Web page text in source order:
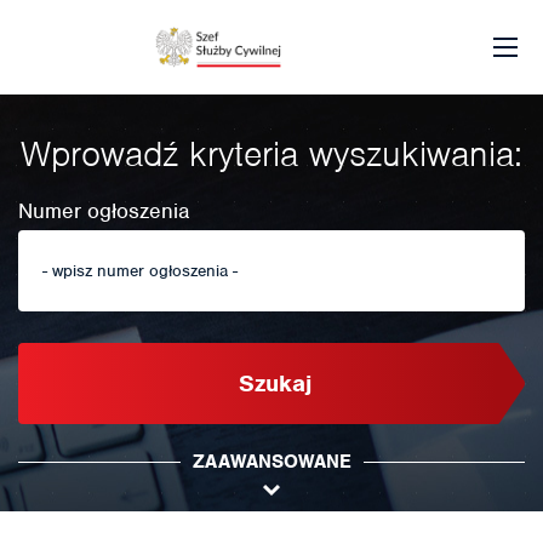
Wprowadź kryteria wyszukiwania:
Numer ogłoszenia
Szukaj
ZAAWANSOWANE